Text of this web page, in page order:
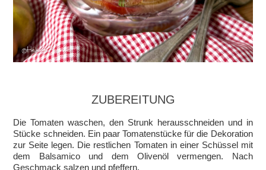
ZUBEREITUNG
Die Tomaten waschen, den Strunk herausschneiden und in
Stücke schneiden. Ein paar Tomatenstücke für die Dekoration
zur Seite legen. Die restlichen Tomaten in einer Schüssel mit
dem Balsamico und dem Olivenöl vermengen. Nach
Geschmack salzen und pfeffern.